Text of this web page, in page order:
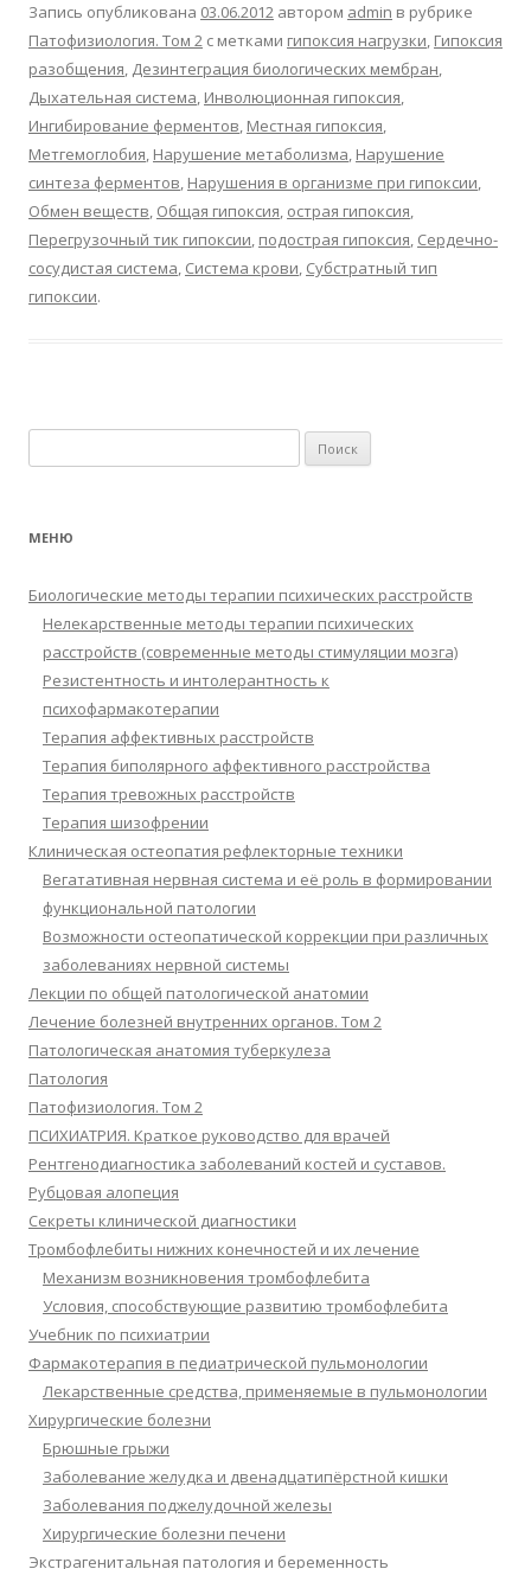
Запись опубликована 03.06.2012 автором admin в рубрике
Патофизиология. Том 2 с метками гипоксия нагрузки, Гипоксия
разобщения, Дезинтеграция биологических мембран,
Дыхательная система, Инволюционная гипоксия,
Ингибирование ферментов, Местная гипоксия,
Метгемоглобия, Нарушение метаболизма, Нарушение
синтеза ферментов, Нарушения в организме при гипоксии,
Обмен веществ, Общая гипоксия, острая гипоксия,
Перегрузочный тик гипоксии, подострая гипоксия, Сердечно-
сосудистая система, Система крови, Субстратный тип
гипоксии.
МЕНЮ
Биологические методы терапии психических расстройств
Нелекарственные методы терапии психических
расстройств (современные методы стимуляции мозга)
Резистентность и интолерантность к
психофармакотерапии
Терапия аффективных расстройств
Терапия биполярного аффективного расстройства
Терапия тревожных расстройств
Терапия шизофрении
Клиническая остеопатия рефлекторные техники
Вегатативная нервная система и её роль в формировании
функциональной патологии
Возможности остеопатической коррекции при различных
заболеваниях нервной системы
Лекции по общей патологической анатомии
Лечение болезней внутренних органов. Том 2
Патологическая анатомия туберкулеза
Патология
Патофизиология. Том 2
ПСИХИАТРИЯ. Краткое руководство для врачей
Рентгенодиагностика заболеваний костей и суставов.
Рубцовая алопеция
Секреты клинической диагностики
Тромбофлебиты нижних конечностей и их лечение
Механизм возникновения тромбофлебита
Условия, способствующие развитию тромбофлебита
Учебник по психиатрии
Фармакотерапия в педиатрической пульмонологии
Лекарственные средства, применяемые в пульмонологии
Хирургические болезни
Брюшные грыжи
Заболевание желудка и двенадцатипёрстной кишки
Заболевания поджелудочной железы
Хирургические болезни печени
Экстрагенитальная патология и беременность